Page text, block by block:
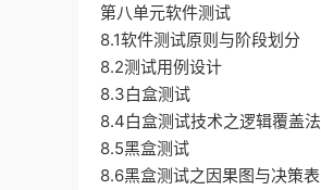
第八单元软件测试
8.1软件测试原则与阶段划分
8.2测试用例设计
8.3白盒测试
8.4白盒测试技术之逻辑覆盖法
8.5黑盒测试
8.6黑盒测试之因果图与决策表